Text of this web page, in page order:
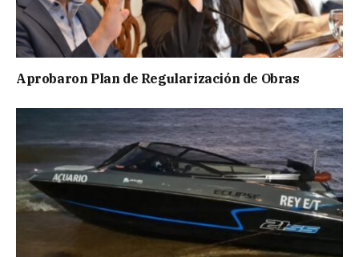
Aprobaron Plan de Regularización de Obras